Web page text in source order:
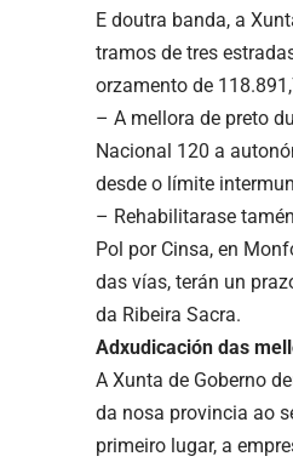
E doutra banda, a
tramos de tres
orzamento de
– A mellora de preto
Nacional 120 a
desde o límite
– Rehabilitarase
Pol por Cinsa, en
das vías, terán un
da Ribeira Sacra.
Adxudicación das
A Xunta de Goberno
da nosa provincia ao
primeiro lugar, a